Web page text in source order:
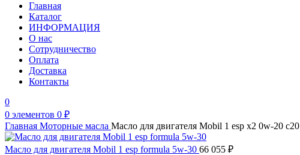
Главная
Каталог
ИНФОРМАЦИЯ
О нас
Сотрудничество
Оплата
Доставка
Контакты
0
0 элементов 0 ₽
Главная Моторные масла Масло для двигателя Mobil 1 esp x2 0w-20 c20
Масло для двигателя Mobil 1 esp formula 5w-30 66 055 ₽